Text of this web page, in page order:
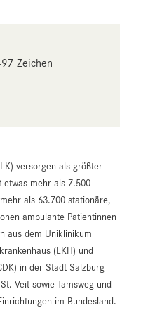
Zeichen
versorgen als größter
etwas mehr als 7.500
als 63.700 stationäre,
ambulante Patientinnen
aus dem Uniklinikum
(LKH) und
in der Stadt Salzburg
Veit sowie Tamsweg und
im Bundesland.